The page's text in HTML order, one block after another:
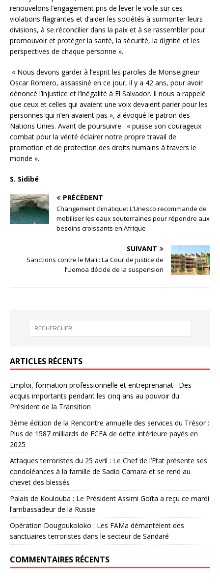
renouvelons l’engagement pris de lever le voile sur ces
violations flagrantes et d’aider les sociétés à surmonter leurs
divisions, à se réconcilier dans la paix et à se rassembler pour
promouvoir et protéger la santé, la sécurité, la dignité et les
perspectives de chaque personne ».
« Nous devons garder à l’esprit les paroles de Monseigneur
Oscar Romero, assassiné en ce jour, il y a 42 ans, pour avoir
dénoncé l’injustice et l’inégalité à El Salvador. Il nous a rappelé
que ceux et celles qui avaient une voix devaient parler pour les
personnes qui n’en avaient pas », a évoqué le patron des
Nations Unies. Avant de poursuivre : « puisse son courageux
combat pour la vérité éclairer notre propre travail de
promotion et de protection des droits humains à travers le
monde ».
S. Sidibé
PRÉCÉDENT
Changement climatique: L’Unesco recommande de
mobiliser les eaux souterraines pour répondre aux
besoins croissants en Afrique
SUIVANT
Sanctions contre le Mali : La Cour de justice de
l’Uemoa décide de la suspension
ARTICLES RÉCENTS
Emploi, formation professionnelle et entreprenariat : Des
acquis importants pendant les cinq ans au pouvoir du
Président de la Transition
3ème édition de la Rencontre annuelle des services du Trésor :
Plus de 1587 milliards de FCFA de dette intérieure payés en
2025
Attaques terroristes du 25 avril : Le Chef de l’Etat présente ses
condoléances à la famille de Sadio Camara et se rend au
chevet des blessés
Palais de Koulouba : Le Président Assimi Goïta a reçu ce mardi
l’ambassadeur de la Russie
Opération Dougoukoloko : Les FAMa démantèlent des
sanctuaires terroristes dans le secteur de Sandaré
COMMENTAIRES RÉCENTS